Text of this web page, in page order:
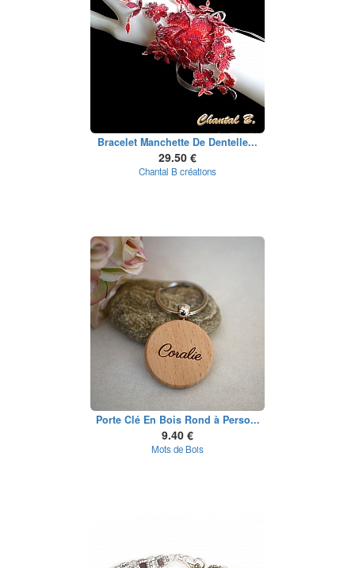
Bracelet Manchette De Dentelle...
29.50 €
Chantal B créations
Porte Clé En Bois Rond à Perso...
9.40 €
Mots de Bois